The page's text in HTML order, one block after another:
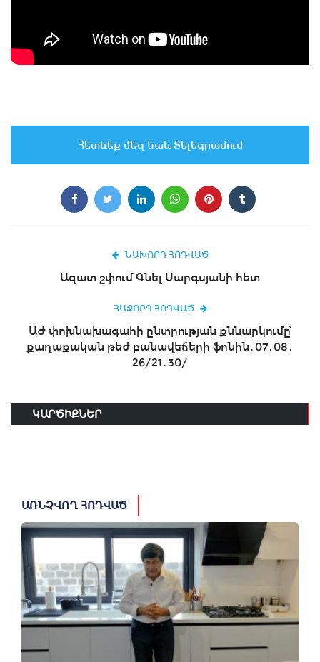
Հետևեք մեզ նաև Տելեգրամում
ՆԱԽՈՐԴ ՀՈԴՎԱԾ
Ազատ շփում Գնել Սարգսյանի հետ
ՀԱՋՈՐԴ ՀՈԴՎԱԾ
ԱԺ փոխնախագահի ընտրության քննարկումը՝
քաղաքական թեժ բանավեճերի ֆոնին․07․08․
26/21․30/
ԿԱՐԾԻՔՆԵՐ
ԱՌՆՉՎՈՂ ՀՈԴՎԱԾ